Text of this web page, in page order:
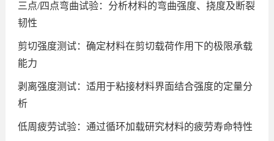
三点/四点弯曲试验：分析材料的弯曲强度、挠度及断裂
韧性
剪切强度测试：确定材料在剪切载荷作用下的极限承载
能力
剥离强度测试：适用于粘接材料界面结合强度的定量分
析
低周疲劳试验：通过循环加载研究材料的疲劳寿命特性